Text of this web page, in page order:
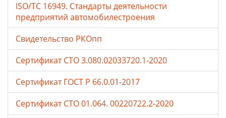
ISO/TC 16949. Стандарты деятельности
предприятий автомобилестроения
Свидетельство РКОпп
Сертификат СТО 3.080.02033720.1-2020
Сертификат ГОСТ Р 66.0.01-2017
Сертификат СТО 01.064. 00220722.2-2020